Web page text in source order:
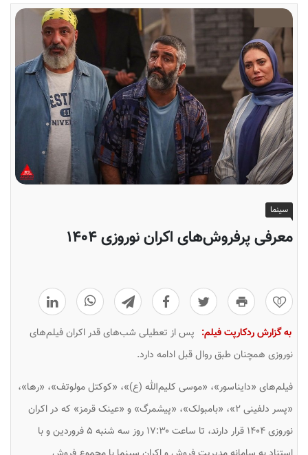
سینما
معرفی پرفروش‌های اکران نوروزی ۱۴۰۴
0
به گزارش ردکارپت فیلم: پس از تعطیلی شب‌های قدر اکران فیلم‌های
نوروزی همچنان طبق روال قبل ادامه دارد.
فیلم‌های «دایناسور»، «موسی کلیم‌الله (ع)»، «کوکتل مولوتف»، «رها»،
«پسر دلفینی ۲»، «بامبولک»، «پیشمرگ» و «عینک قرمز» که در اکران
نوروزی ۱۴۰۴ قرار دارند، تا ساعت ۱۷:۳۰ روز سه شنبه ۵ فروردین و با